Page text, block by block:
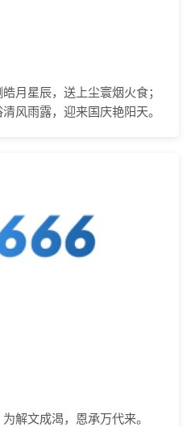
月星辰，送上尘寰烟火食；
风雨露，迎来国庆艳阳天。
解文成渴，恩承万代来。